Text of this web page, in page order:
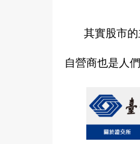
其實股市
自營商也是人